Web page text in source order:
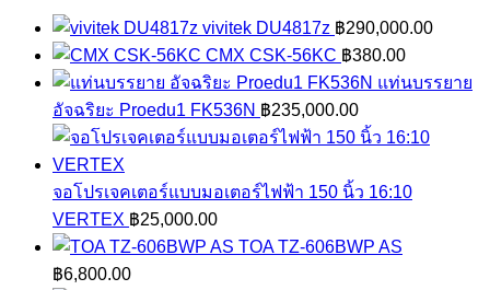
vivitek DU4817z ฿290,000.00
CMX CSK-56KC ฿380.00
แท่นบรรยาย
อัจฉริยะ Proedu1 FK536N ฿235,000.00
จอโปรเจคเตอร์แบบมอเตอร์ไฟฟ้า 150 นิ้ว 16:10
VERTEX ฿25,000.00
TOA TZ-606BWP AS
฿6,800.00